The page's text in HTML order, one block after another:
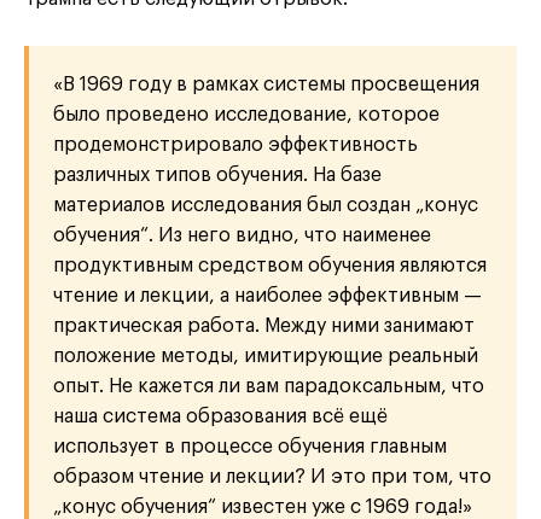
«В 1969 году в рамках системы просвещения
было проведено исследование, которое
продемонстрировало эффективность
различных типов обучения. На базе
материалов исследования был создан „конус
обучения“. Из него видно, что наименее
продуктивным средством обучения являются
чтение и лекции, а наиболее эффективным —
практическая работа. Между ними занимают
положение методы, имитирующие реальный
опыт. Не кажется ли вам парадоксальным, что
наша система образования всё ещё
использует в процессе обучения главным
образом чтение и лекции? И это при том, что
„конус обучения“ известен уже с 1969 года!»